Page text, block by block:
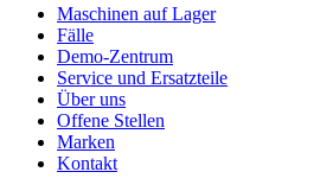
Maschinen auf Lager
Fälle
Demo-Zentrum
Service und Ersatzteile
Über uns
Offene Stellen
Marken
Kontakt